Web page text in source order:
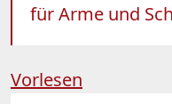
für Arme und
Vorlesen